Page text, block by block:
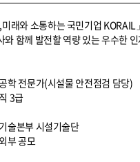
미래와 소통하는 국민기업 KORAIL」
와 함께 발전할 역량 있는 우수한
학 전문가(시설물 안전점검 담당)
3급
술본부 시설기술단
부 공모